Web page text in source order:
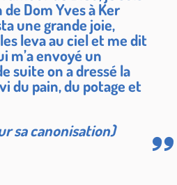
Dom Yves à Ker
une grande joie,
leva au ciel et me dit
m’a envoyé un
suite on a dressé la
du pain, du potage et
sa canonisation)